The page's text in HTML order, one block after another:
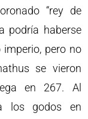
“rey de
podría haberse
pero no
se vieron
en 267. Al
los godos en